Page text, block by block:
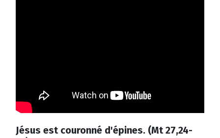
Jésus est couronné d'épines. (Mt 27,24-